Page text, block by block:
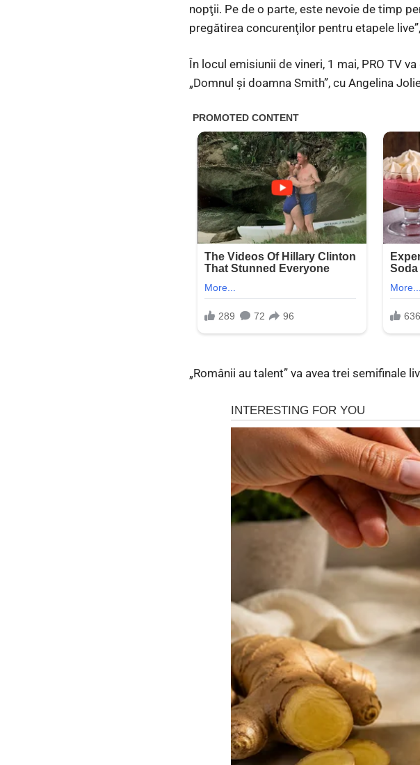
nopţii. Pe de o parte, este nevoie de timp
pregătirea concurenţilor pentru etapele
În locul emisiunii de vineri, 1 mai, PRO TV
„Domnul şi doamna Smith”, cu Angelina
„Românii au talent” va avea trei semifinale